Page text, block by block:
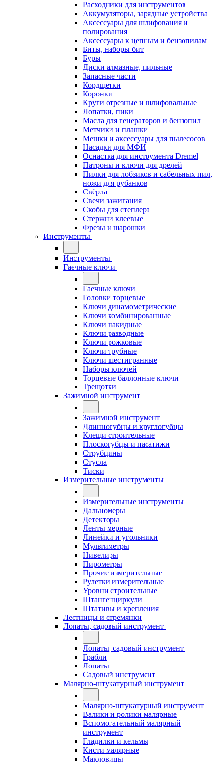
Расходники для инструментов
Аккумуляторы, зарядные устройства
Аксессуары для шлифования и
полирования
Аксессуары к цепным и бензопилам
Биты, наборы бит
Буры
Диски алмазные, пильные
Запасные части
Кордщетки
Коронки
Круги отрезные и шлифовальные
Лопатки, пики
Масла для генераторов и бензопил
Метчики и плашки
Мешки и аксессуары для пылесосов
Насадки для МФИ
Оснастка для инструмента Dremel
Патроны и ключи для дрелей
Пилки для лобзиков и сабельных пил,
ножи для рубанков
Свёрла
Свечи зажигания
Скобы для степлера
Стержни клеевые
Фрезы и шарошки
Инструменты
Инструменты
Гаечные ключи
Гаечные ключи
Головки торцевые
Ключи динамометрические
Ключи комбинированные
Ключи накидные
Ключи разводные
Ключи рожковые
Ключи трубные
Ключи шестигранные
Наборы ключей
Торцевые баллонные ключи
Трещотки
Зажимной инструмент
Зажимной инструмент
Длинногубцы и круглогубцы
Клещи строительные
Плоскогубцы и пасатижи
Струбцины
Стусла
Тиски
Измерительные инструменты
Измерительные инструменты
Дальномеры
Детекторы
Ленты мерные
Линейки и угольники
Мультиметры
Нивелиры
Пирометры
Прочие измерительные
Рулетки измерительные
Уровни строительные
Штангенциркули
Штативы и крепления
Лестницы и стремянки
Лопаты, садовый инструмент
Лопаты, садовый инструмент
Грабли
Лопаты
Садовый инструмент
Малярно-штукатурный инструмент
Малярно-штукатурный инструмент
Валики и ролики малярные
Вспомогательный малярный
инструмент
Гладилки и кельмы
Кисти малярные
Макловицы